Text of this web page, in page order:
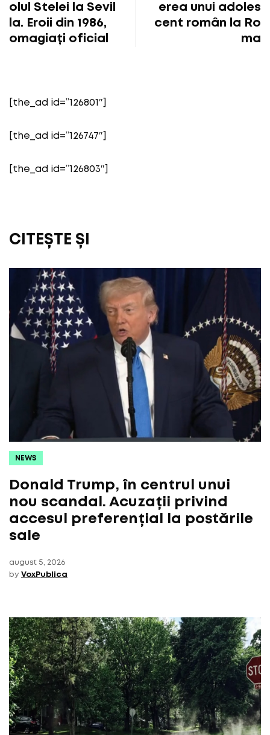
olul Stelei la Sevil
la. Eroii din 1986,
omagiați oficial
erea unui adoles
cent român la Ro
ma
[the_ad id=”126801″]
[the_ad id=”126747″]
[the_ad id=”126803″]
CITEȘTE ȘI
NEWS
Donald Trump, în centrul unui
nou scandal. Acuzații privind
accesul preferențial la postările
sale
august 5, 2026
by VoxPublica